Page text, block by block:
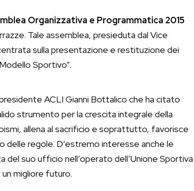
Organizzativa e Programmatica 2015
Tale assemblea, presieduta dal Vice
sulla presentazione e restituzione dei
Sportivo”.
ACLI Gianni Bottalico che ha citato
strumento per la crescita integrale della
allena al sacrificio e soprattutto, favorisce
delle regole. D’estremo interesse anche le
del suo ufficio nell’operato dell’Unione Sportiva
un migliore futuro.